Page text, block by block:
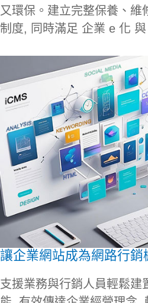
又環保。建立完整保養、維
制度, 同時滿足 企業 e 化 與
讓企業網站成為網路行銷
支援業務與行銷人員輕鬆建